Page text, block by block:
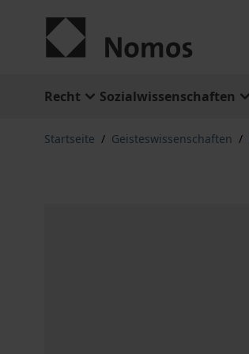
Recht Sozialwissenschaften
Startseite / Geisteswissenschaften /